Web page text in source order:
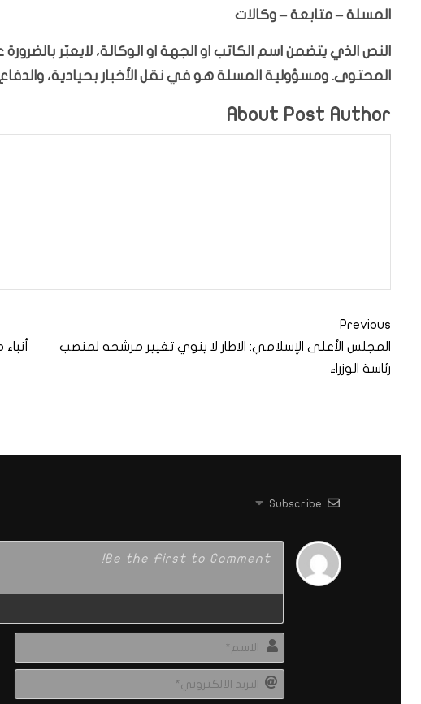
المسلة – متابعة – وكالات
النص الذي يتضمن اسم الكاتب او الجهة او الوكالة، لايعبّر
المحتوى. ومسؤولية المسلة هو في نقل الأخبار بحيادية،
About Post Author
Previous
المجلس الأعلى الإسلامي: الاطار لا ينوي تغيير مرشحه لمنصب
رئاسة الوزراء
Subscribe